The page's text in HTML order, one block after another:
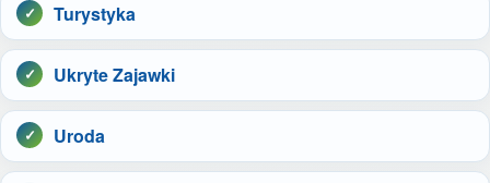
Turystyka
Ukryte Zajawki
Uroda